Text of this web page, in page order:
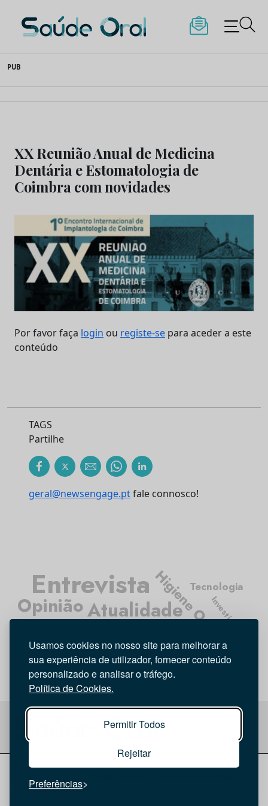
Usamos cookies no nosso site para melhorar a
sua experiência de utilizador, fornecer conteúdo
personalizado e analisar o tráfego.
Política de Cookies.
Permitir Todos
Rejeitar
Preferências
to
content
Saúde Oral
PUB
XX Reunião Anual de Medicina
Dentária e Estomatologia de
Coimbra com novidades
Por favor faça login ou registe-se para aceder a este
conteúdo
TAGS
Partilhe
geral@newsengage.ptfale connosco!
Atualidade
Médicos Dentistas
Higiene Oral
Entrevista
Opinião
Tecnologia
Investigação
Política de privacidade